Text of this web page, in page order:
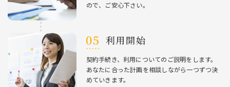
ので、ご安⼼下さい。
利⽤開始
契約⼿続き、利⽤についてのご説明をします。
あなたに合った計画を相談しながら⼀つずつ決
めていきます。